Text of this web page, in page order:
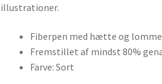
illustrationer.
Fiberpen med hætte og
Fremstillet af mindst 80%
Farve: Sort